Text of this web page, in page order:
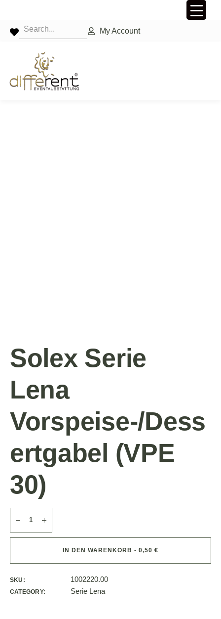
My Account
Solex Serie
Lena
Vorspeise-/Dess
ertgabel (VPE
30)
IN DEN WARENKORB - 0,50 €
SKU: 1002220.00
CATEGORY: Serie Lena